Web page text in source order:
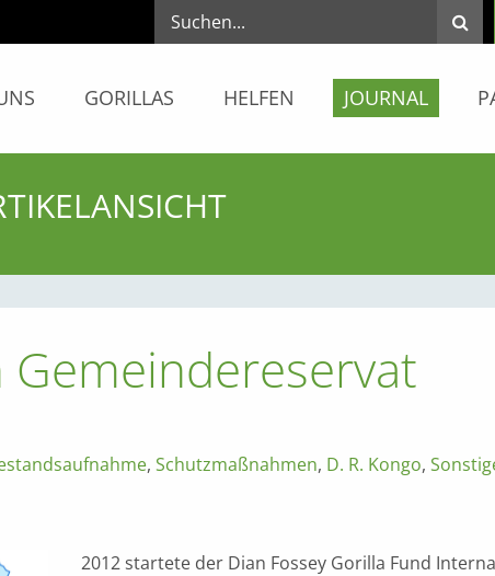
GORILLAS HELFEN JOURNAL
Gemeindereservat
, Schutzmaßnahmen, D. R. Kongo,
2012 startete der Dian Fossey Gorilla Fund